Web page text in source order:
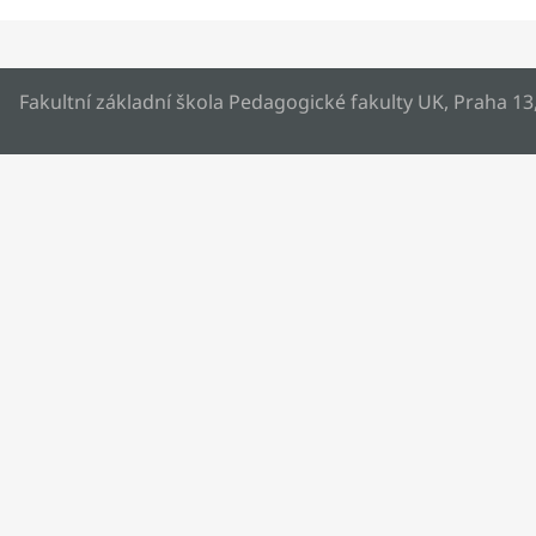
Fakultní základní škola Pedagogické fakulty UK, Praha